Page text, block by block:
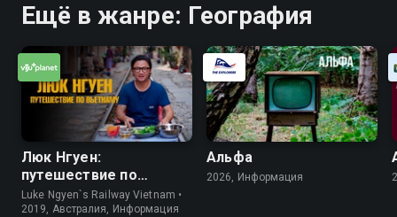
Ещё в жанре: География
Люк Нгуен:
путешествие по
Вьетнаму
Luke Ngyen`s Railway Vietnam •
2019, Австралия, Информация
Альфа
2026, Информация